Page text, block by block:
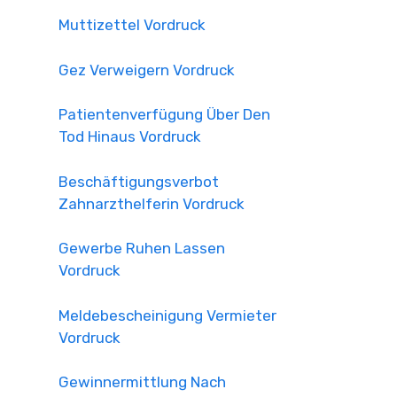
Muttizettel Vordruck
Gez Verweigern Vordruck
Patientenverfügung Über Den
Tod Hinaus Vordruck
Beschäftigungsverbot
Zahnarzthelferin Vordruck
Gewerbe Ruhen Lassen
Vordruck
Meldebescheinigung Vermieter
Vordruck
Gewinnermittlung Nach